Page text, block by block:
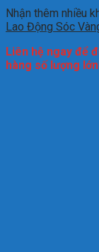
Nhận thêm nhiều
Lao Động Sóc
Liên hệ ngay để
hàng số lượng